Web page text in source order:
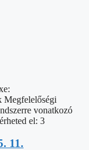
vonatkozó
el: 3
11.